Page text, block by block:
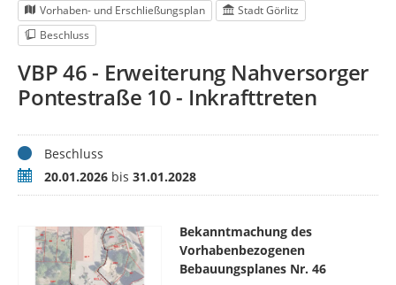
Vorhaben- und Erschließungsplan
Stadt Görlitz
Beschluss
VBP 46 - Erweiterung Nahversorger
Pontestraße 10 - Inkrafttreten
StatusBeschluss
Zeitraum20.01.2026 bis 31.01.2028
Bekanntmachung des
Vorhabenbezogenen
Bebauungsplanes Nr. 46